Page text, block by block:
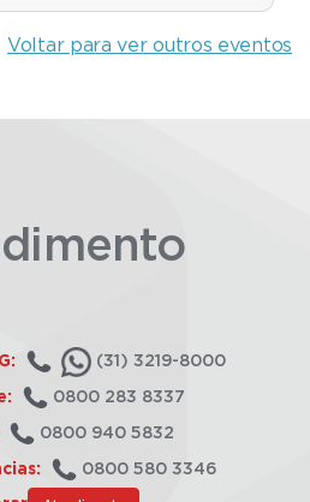
Voltar para ver outros eventos
(31) 3219-8000
0800 283 8337
0800 940 5832
0800 580 3346